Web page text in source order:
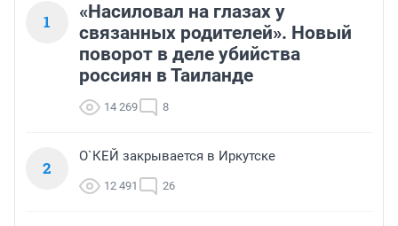
1
«Насиловал на глазах у
связанных родителей». Новый
поворот в деле убийства
россиян в Таиланде
14 269 8
2
О`КЕЙ закрывается в Иркутске
12 491 26